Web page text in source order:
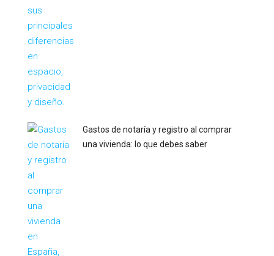
Gastos de notaría y registro al comprar
una vivienda: lo que debes saber